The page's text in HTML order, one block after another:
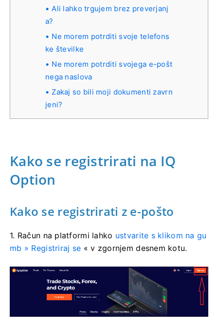
Ali lahko trgujem brez preverjanj
a?
Ne morem potrditi svoje telefons
ke številke
Ne morem potrditi svojega e-pošt
nega naslova
Zakaj so bili moji dokumenti zavrn
jeni?
Kako se registrirati na IQ
Option
Kako se registrirati z e-pošto
1. Račun na platformi lahko ustvarite s klikom na gu
mb » Registriraj se « v zgornjem desnem kotu.